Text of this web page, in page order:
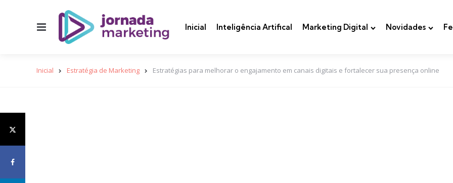
Inicial Inteligência Artifical Marketing Digital Novidades
Inicial Estratégia de Marketing Estratégias para melhorar o engajamento em canais digitais e fortalecer sua presença online